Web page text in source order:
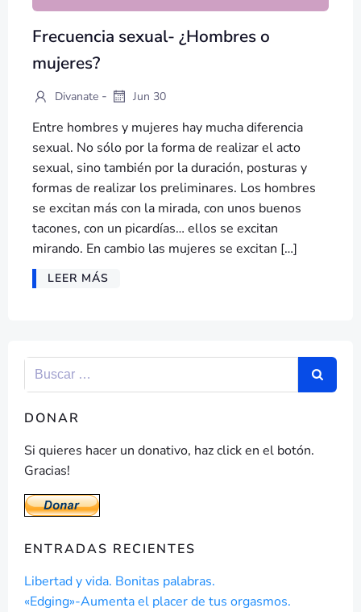
Frecuencia sexual- ¿Hombres o
mujeres?
Divanate - Jun 30
Entre hombres y mujeres hay mucha diferencia
sexual. No sólo por la forma de realizar el acto
sexual, sino también por la duración, posturas y
formas de realizar los preliminares. Los hombres
se excitan más con la mirada, con unos buenos
tacones, con un picardías… ellos se excitan
mirando. En cambio las mujeres se excitan […]
LEER MÁS
DONAR
Si quieres hacer un donativo, haz click en el botón.
Gracias!
ENTRADAS RECIENTES
Libertad y vida. Bonitas palabras.
«Edging»-Aumenta el placer de tus orgasmos.